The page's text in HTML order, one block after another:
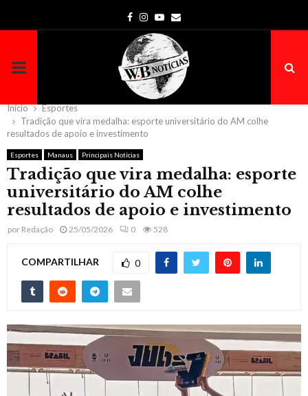
Facebook
Instagram
Youtube
Email
PRIMARY
MENU
Início
Esportes
Tradição que vira medalha: esporte universitário do AM colhe
resultados de apoio e investimento
Esportes Manaus Principais Notícias
Tradição que vira medalha: esporte
universitário do AM colhe
resultados de apoio e investimento
por Redação 25/05/2026 0 528
COMPARTILHAR 0